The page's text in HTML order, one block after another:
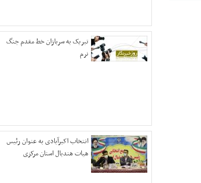
تبریک به سربازان خط مقدم جنگ
نرم
انتخاب اکبرآبادی به عنوان رئیس
هیات هندبال استان مرکزی